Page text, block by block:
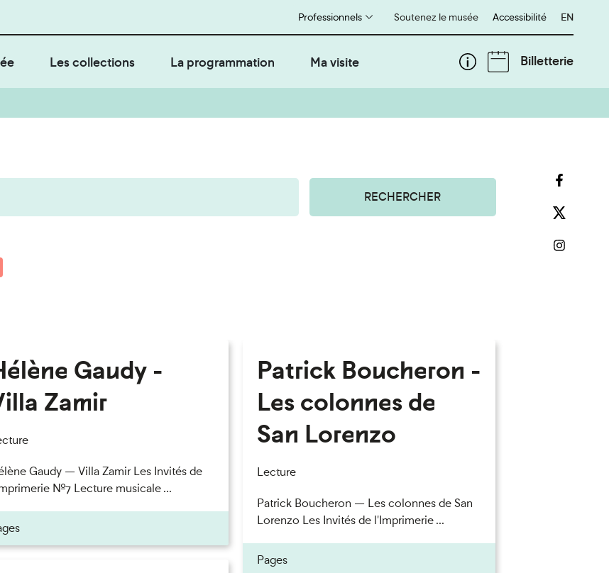
Soutenez le musée
Professionnels Accessibilité English
EN
Les collections La programmation Ma visite Billetterie
RECHERCHER
Gaudy -
Zamir
Gaudy — Villa Zamir Les Invités de
n°7 Lecture musicale ...
Patrick Boucheron -
Les colonnes de
San Lorenzo
Lecture
Patrick Boucheron — Les colonnes de San
Lorenzo Les Invités de l'Imprimerie ...
Pages